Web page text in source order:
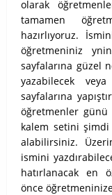
olarak
tamamen
hazırlıyoruz.
öğretmeniniz
sayfalarına güzel
yazabilecek
sayfalarına
öğretmenler günü
kalem setini
alabilirsiniz.
ismini
hatırlanacak en
önce